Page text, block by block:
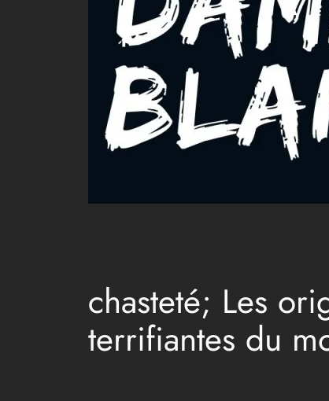
chasteté; Les
terrifiantes du